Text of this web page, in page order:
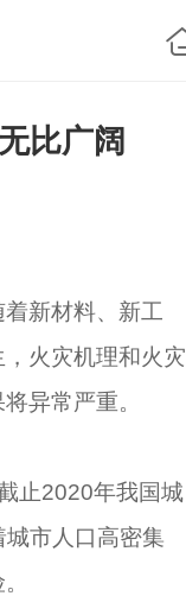
比广阔
新材料、新工
火灾机理和火灾
异常严重。
止2020年我国城
市人口高密集